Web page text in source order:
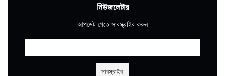
নিউজলেটার
আপডেট পেতে সাবস্ক্রাইব করুন